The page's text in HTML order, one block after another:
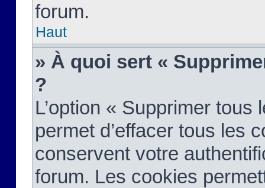
forum.
Haut
» À quoi sert «
?
L’option « Supprimer
permet d’effacer tous les
conservent votre
forum. Les cookies